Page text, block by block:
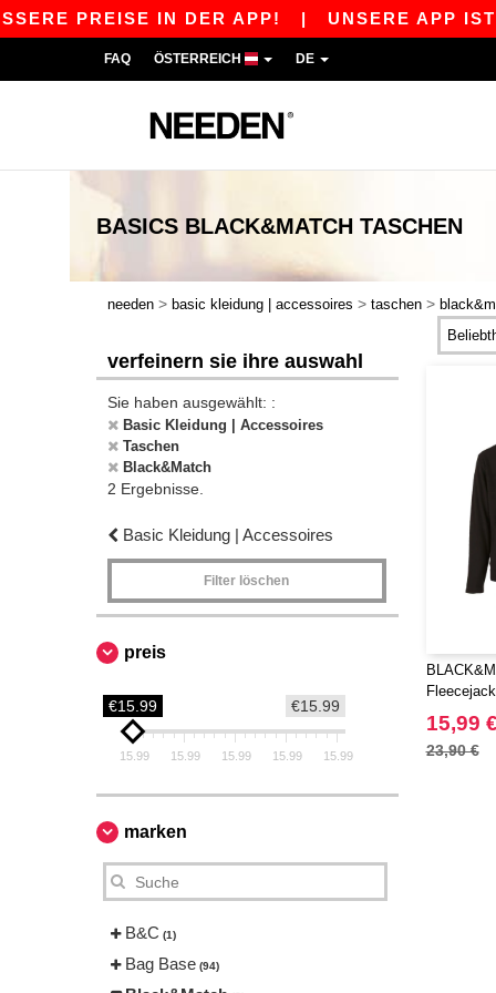
PREISE IN DER APP!| UNSERE APP IST
FAQ ÖSTERREICH DE
BASICS BLACK&MATCH TASCHEN
needen > basic kleidung | accessoires > taschen >
verfeinern sie ihre auswahl
Sie haben ausgewählt: :
Basic Kleidung | Accessoires
Taschen
Black&Match
2 Ergebnisse.
Basic Kleidung | Accessoires
Filter löschen
preis
€15.99
€15.99
15.99 15.99 15.99 15.99 15.99
marken
B&C (1)
Bag Base (94)
Herren
15,99 €
23,90 €